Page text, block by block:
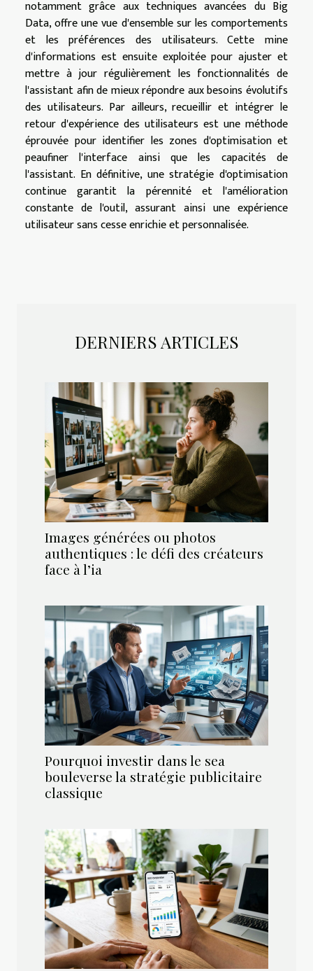
notamment grâce aux techniques avancées du Big
Data, offre une vue d'ensemble sur les comportements
et les préférences des utilisateurs. Cette mine
d'informations est ensuite exploitée pour ajuster et
mettre à jour régulièrement les fonctionnalités de
l'assistant afin de mieux répondre aux besoins évolutifs
des utilisateurs. Par ailleurs, recueillir et intégrer le
retour d'expérience des utilisateurs est une méthode
éprouvée pour identifier les zones d'optimisation et
peaufiner l'interface ainsi que les capacités de
l'assistant. En définitive, une stratégie d'optimisation
continue garantit la pérennité et l'amélioration
constante de l'outil, assurant ainsi une expérience
utilisateur sans cesse enrichie et personnalisée.
DERNIERS ARTICLES
Images générées ou photos
authentiques : le défi des créateurs
face à l’ia
Pourquoi investir dans le sea
bouleverse la stratégie publicitaire
classique